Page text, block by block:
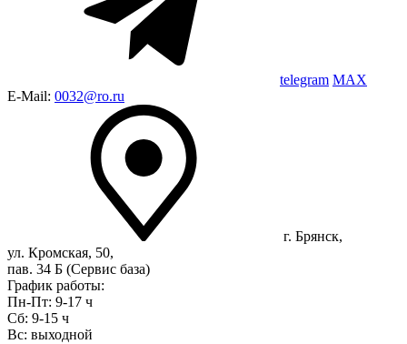
telegram MAX
E-Mail: 0032@ro.ru
г. Брянск,
ул. Кромская, 50,
пав. 34 Б (Сервис база)
График работы:
Пн-Пт: 9-17 ч
Сб: 9-15 ч
Вс: выходной